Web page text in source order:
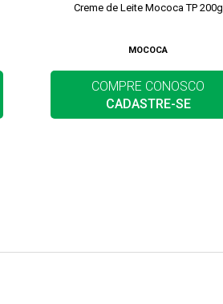
Creme de Leite Mococa TP 200g
MOCOCA
COMPRE CONOSCO
CADASTRE-SE